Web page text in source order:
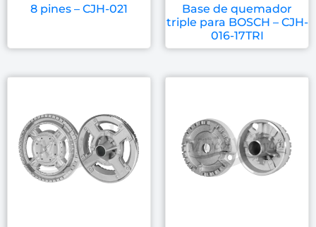
8 pines – CJH-021
Base de quemador
triple para BOSCH – CJH-
016-17TRI